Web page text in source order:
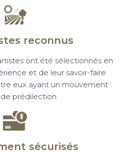
reconnus
ont été sélectionnés en
et de leur savoir-faire
eux ayant un mouvement
prédilection.
sécurisés